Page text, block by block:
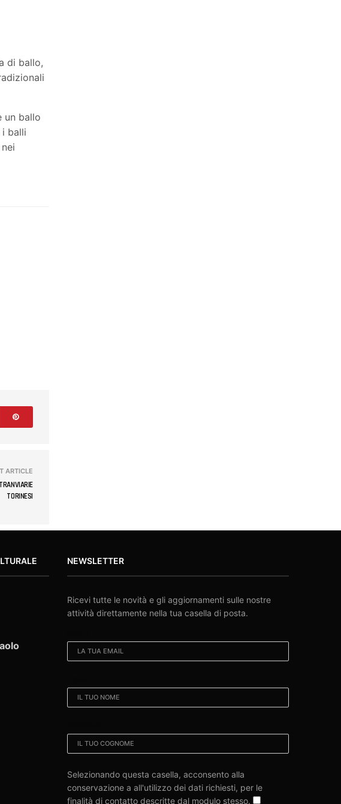
di ballo,
un ballo
balli
ARTICLE
TORINESI
NEWSLETTER
Ricevi tutte le novità e gli aggiornamenti sulle nostre
attività direttamente nella tua casella di posta.
Selezionando questa casella, acconsento alla
conservazione a all'utilizzo dei dati richiesti, per le
finalità di contatto descritte dal modulo stesso.